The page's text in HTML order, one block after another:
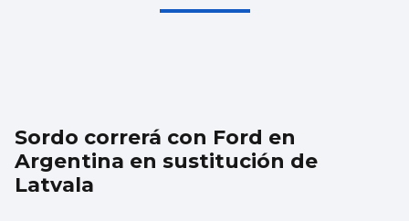
Sordo correrá con Ford en
Argentina en sustitución de
Latvala